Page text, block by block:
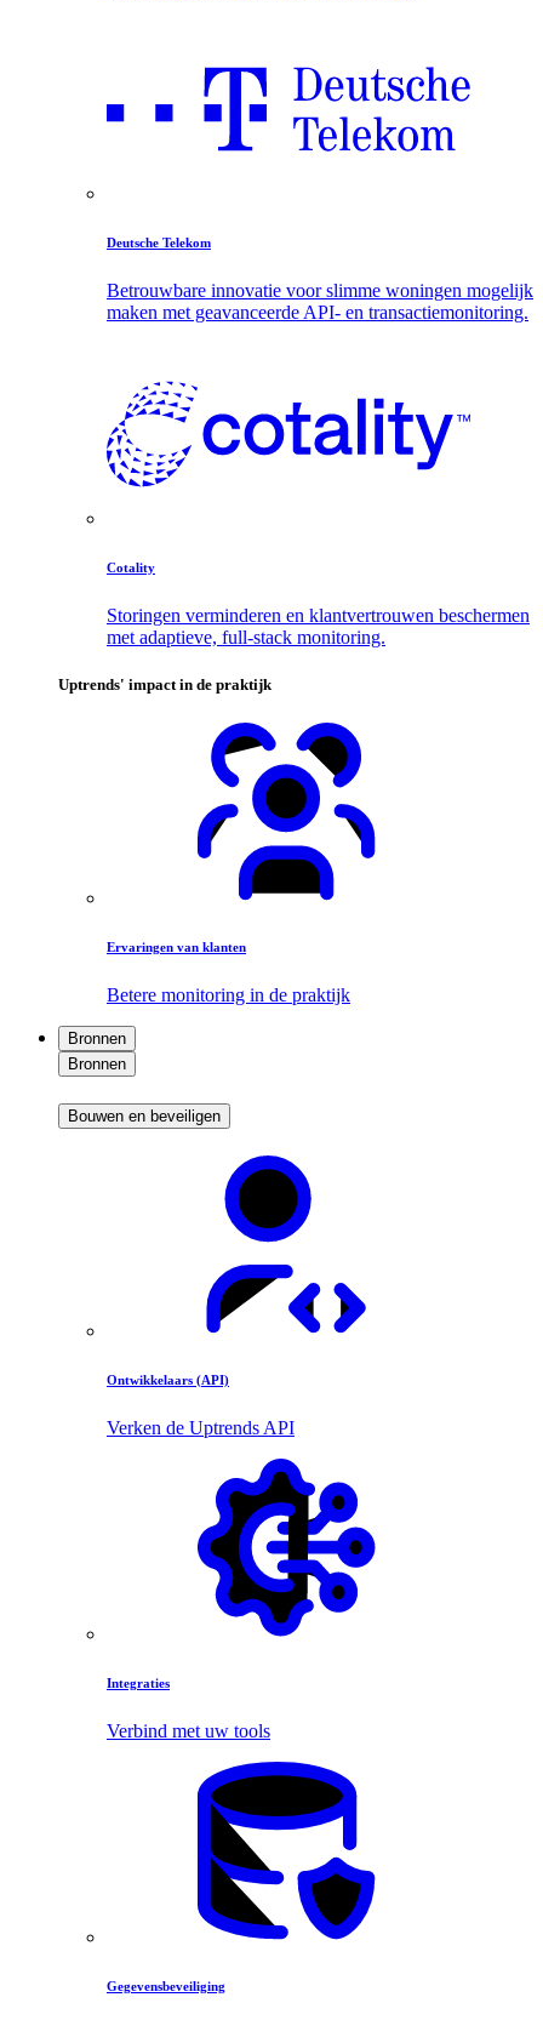
Deutsche Telekom
Betrouwbare innovatie voor slimme woningen mogelijk
maken met geavanceerde API- en transactiemonitoring.
Cotality
Storingen verminderen en klantvertrouwen beschermen
met adaptieve, full-stack monitoring.
Uptrends' impact in de praktijk
Ervaringen van klanten
Betere monitoring in de praktijk
Bronnen
Bronnen
Bouwen en beveiligen
Ontwikkelaars (API)
Verken de Uptrends API
Integraties
Verbind met uw tools
Gegevensbeveiliging